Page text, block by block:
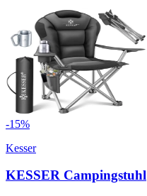
-15%
Kesser
KESSER Campingstuhl